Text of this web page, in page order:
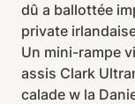
dû a ballottée
private
Un mini-rampe
assis Clark
calade w la